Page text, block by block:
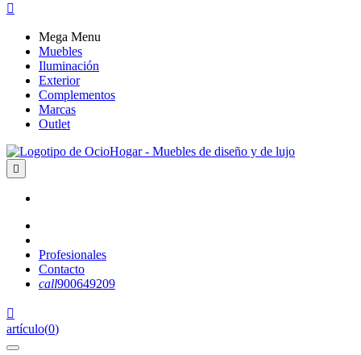

Mega Menu
Muebles
Iluminación
Exterior
Complementos
Marcas
Outlet

Profesionales
Contacto
call900649209

artículo(0)